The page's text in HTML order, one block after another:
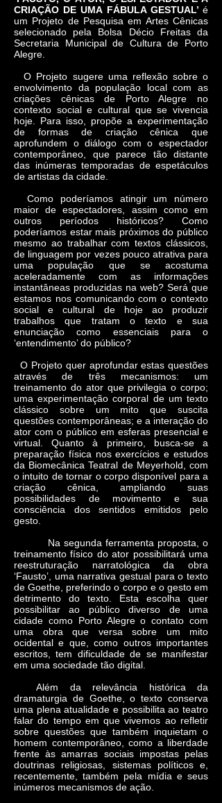
CRIAÇÃO DE UMA FÁBULA GESTUAL’ é
um Projeto de Pesquisa em Artes Cênicas
selecionado pela Bolsa Décio Freitas da
Secretaria Municipal de Cultura de Porto
Alegre.
O Projeto sugere uma reflexão sobre o
envolvimento da população local com as
criações cênicas de Porto Alegre no
contexto social e cultural que se vivencia
hoje. Para isso, propõe a experimentação
de formas de criação cênica que
aprofundem o diálogo com o espectador
contemporâneo, que parece tão distante
das inúmeras temporadas de espetáculos
de artistas da cidade.
Como poderíamos atingir um número
maior de espectadores, assim como em
outros períodos históricos? Como
poderíamos estar mais próximos do público
mesmo ao trabalhar com textos clássicos,
de linguagem por vezes pouco atrativa para
uma população que se acostuma
aceleradamente com as informações
instantâneas produzidas na web? Será que
estamos nos comunicando com o contexto
social e cultural de hoje ao produzir
trabalhos que tratam o texto e sua
enunciação como essenciais para o
‘entendimento’ do público?
O Projeto quer aprofundar estas questões
através de três mecanismos: um
treinamento do ator que privilegia o corpo;
uma experimentação corporal de um texto
clássico sobre um mito que suscita
questões contemporâneas; e a interação do
ator com o público em esferas presencial e
virtual. Quanto à primeiro, busca-se a
preparação física nos exercícios e estudos
da Biomecânica Teatral de Meyerhold, com
o intuito de tornar o corpo disponível para a
criação cênica, ampliando suas
possibilidades de movimento e sua
consciência dos sentidos emitidos pelo
gesto.
Na segunda ferramenta proposta, o
treinamento físico do ator possibilitará uma
reestruturação narratológica da obra
‘Fausto’, uma narrativa gestual para o texto
de Goethe, preferindo o corpo e o gesto em
detrimento do texto. Esta escolha quer
possibilitar ao público diverso de uma
cidade como Porto Alegre o contato com
uma obra que versa sobre um mito
ocidental e que, como outros importantes
escritos, tem dificuldade de se manifestar
em uma sociedade tão digital.
Além da relevância histórica da
dramaturgia de Goethe, o texto conserva
uma plena atualidade e possibilita ao teatro
falar do tempo em que vivemos ao refletir
sobre questões que também inquietam o
homem contemporâneo, como a liberdade
frente às amarras sociais impostas pelas
doutrinas religiosas, sistemas políticos e,
recentemente, também pela mídia e seus
inúmeros mecanismos de ação.